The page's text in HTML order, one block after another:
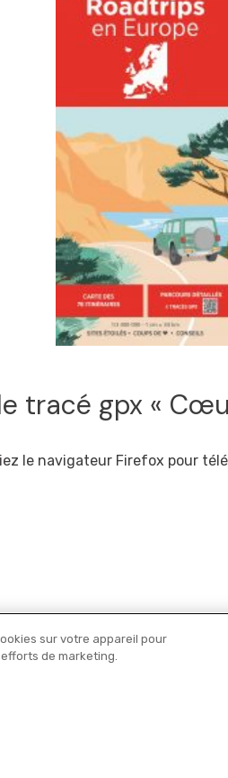
tracé gpx «
le navigateur Firefox pour
Offres PRO
Paramètres des
sur votre appareil pour
de marketing.